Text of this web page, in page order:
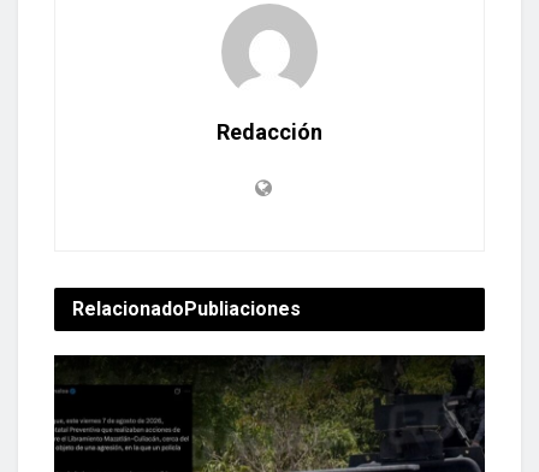
Redacción
RelacionadoPubliaciones